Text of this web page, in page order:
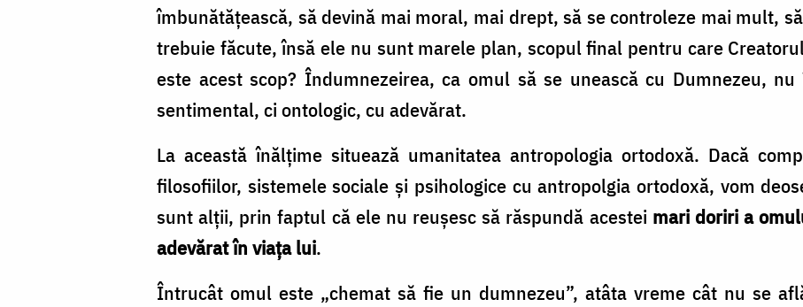
îmbunătăţească, să devină mai moral, mai drept, să se controleze mai mult,
trebuie făcute, însă ele nu sunt marele plan, scopul final pentru care
este acest scop? Îndumnezeirea, ca omul să se unească cu Dumnezeu,
sentimental, ci ontologic, cu adevărat.
La această înălţime situează umanitatea antropologia ortodoxă. Dacă
filosofiilor, sistemele sociale şi psihologice cu antropolgia ortodoxă, vom
sunt alţii, prin faptul că ele nu reuşesc să răspundă acestei mari doriri a
adevărat în viaţa lui.
Întrucât omul este „chemat să fie un dumnezeu”, atâta vreme cât nu se